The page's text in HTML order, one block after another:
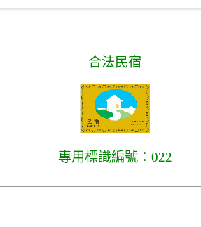
合法民宿
專用標識編號：022